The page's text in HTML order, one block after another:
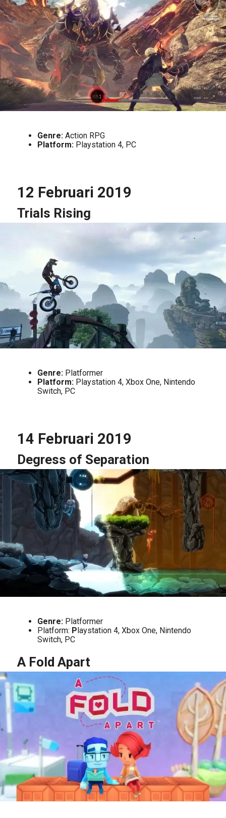
Genre:Action RPG
Platform:Playstation 4, PC
12 Februari 2019
Trials Rising
Genre:Platformer
Platform:Playstation 4, Xbox One, Nintendo
Switch, PC
14 Februari 2019
Degress of Separation
Genre: Platformer
Platform: Playstation 4, Xbox One, Nintendo
Switch, PC
A Fold Apart